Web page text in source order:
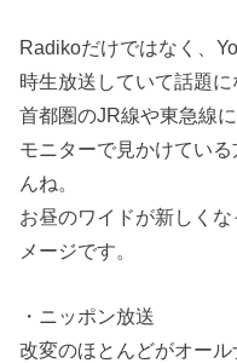
Radikoだけではなく、
時生放送していて話題に
首都圏のJR線や東急線
モニターで見かけてい
んね。
お昼のワイドが新しく
メージです。
・ニッポン放送
改変のほとんどがオー